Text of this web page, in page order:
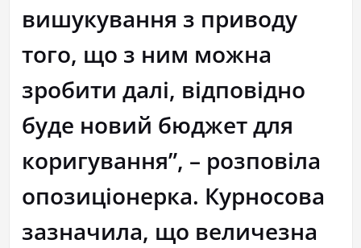
вишукування з приводу
того, що з ним можна
зробити далі, відповідно
буде новий бюджет для
коригування”, – розповіла
опозиціонерка. Курносова
зазначила, що величезна